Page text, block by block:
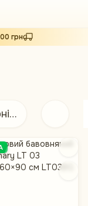
грн